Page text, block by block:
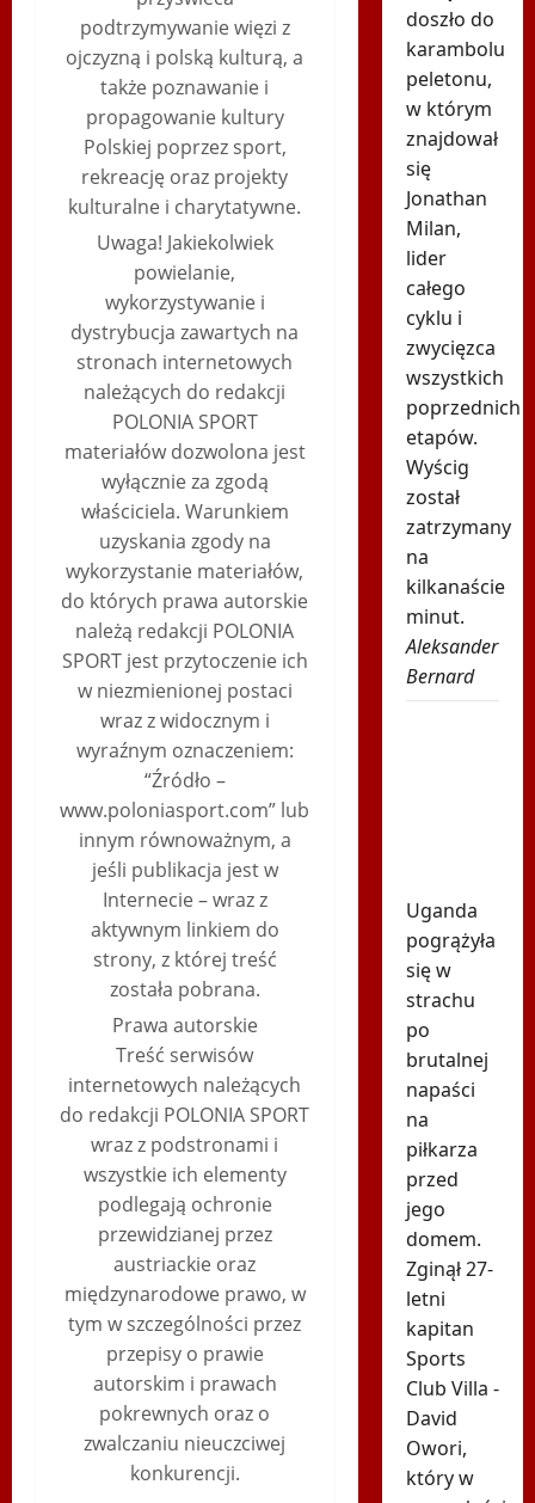
podtrzymywanie więzi z
ojczyzną i polską kulturą, a
także poznawanie i
propagowanie kultury
Polskiej poprzez sport,
rekreację oraz projekty
kulturalne i charytatywne.
Uwaga! Jakiekolwiek
powielanie,
wykorzystywanie i
dystrybucja zawartych na
stronach internetowych
należących do redakcji
POLONIA SPORT
materiałów dozwolona jest
wyłącznie za zgodą
właściciela. Warunkiem
uzyskania zgody na
wykorzystanie materiałów,
do których prawa autorskie
należą redakcji POLONIA
SPORT jest przytoczenie ich
w niezmienionej postaci
wraz z widocznym i
wyraźnym oznaczeniem:
“Źródło –
www.poloniasport.com” lub
innym równoważnym, a
jeśli publikacja jest w
Internecie – wraz z
aktywnym linkiem do
strony, z której treść
została pobrana.
Prawa autorskie
Treść serwisów
internetowych należących
do redakcji POLONIA SPORT
wraz z podstronami i
wszystkie ich elementy
podlegają ochronie
przewidzianej przez
austriackie oraz
międzynarodowe prawo, w
tym w szczególności przez
przepisy o prawie
autorskim i prawach
pokrewnych oraz o
zwalczaniu nieuczciwej
konkurencji.
doszło do
karambolu
peletonu,
w którym
znajdował
się
Jonathan
Milan,
lider
całego
cyklu i
zwycięzca
wszystkich
poprzednich
etapów.
Wyścig
został
zatrzymany
na
kilkanaście
minut.
Aleksander
Bernard
Uganda
pogrążyła
się w
strachu
po
brutalnej
napaści
na
piłkarza
przed
jego
domem.
Zginął 27-
letni
kapitan
Sports
Club Villa -
David
Owori,
który w